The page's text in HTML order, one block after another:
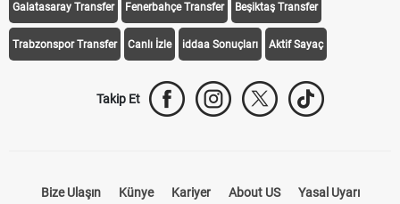
Galatasaray Transfer Fenerbahçe Transfer Beşiktaş Transfer
Trabzonspor Transfer Canlı İzle iddaa Sonuçları Aktif Sayaç
Takip Et
Bize Ulaşın Künye Kariyer About US Yasal Uyarı